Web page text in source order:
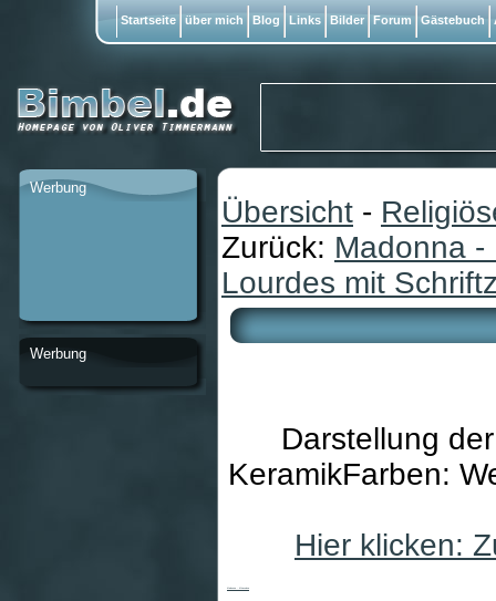
Übersicht -
Zurück: Madonna -
Lourdes mit
Darstellung
KeramikFarben:
Hier klicken:
Werbung
Werbung
Startseite über mich Blog Links Bilder Forum Gästebuch